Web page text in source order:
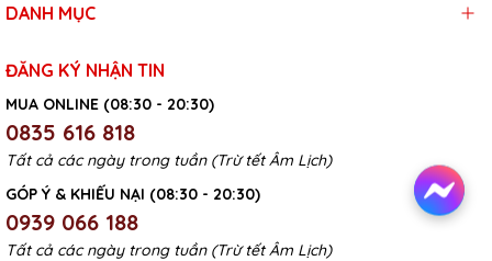
DANH MỤC
ĐĂNG KÝ NHẬN TIN
MUA ONLINE (08:30 - 20:30)
0835 616 818
Tất cả các ngày trong tuần (Trừ tết Âm Lịch)
GÓP Ý & KHIẾU NẠI (08:30 - 20:30)
0939 066 188
Tất cả các ngày trong tuần (Trừ tết Âm Lịch)